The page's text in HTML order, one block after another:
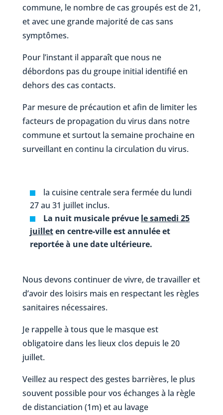
commune, le nombre de cas groupés est de 21,
et avec une grande majorité de cas sans
symptômes.
Pour l’instant il apparaît que nous ne
débordons pas du groupe initial identifié en
dehors des cas contacts.
Par mesure de précaution et afin de limiter les
facteurs de propagation du virus dans notre
commune et surtout la semaine prochaine en
surveillant en continu la circulation du virus.
la cuisine centrale sera fermée du lundi
27 au 31 juillet inclus.
La nuit musicale prévue le samedi 25
juilleten centre-ville est annulée et
reportée à une date ultérieure.
Nous devons continuer de vivre, de travailler et
d’avoir des loisirs mais en respectant les règles
sanitaires nécessaires.
Je rappelle à tous que le masque est
obligatoire dans les lieux clos depuis le 20
juillet.
Veillez au respect des gestes barrières, le plus
souvent possible pour vos échanges à la règle
de distanciation (1m) et au lavage